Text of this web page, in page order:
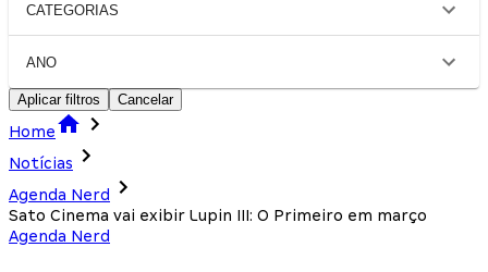
CATEGORIAS
ANO
Aplicar filtros Cancelar
Home
Notícias
Agenda Nerd
Sato Cinema vai exibir Lupin III: O Primeiro em março
Agenda Nerd